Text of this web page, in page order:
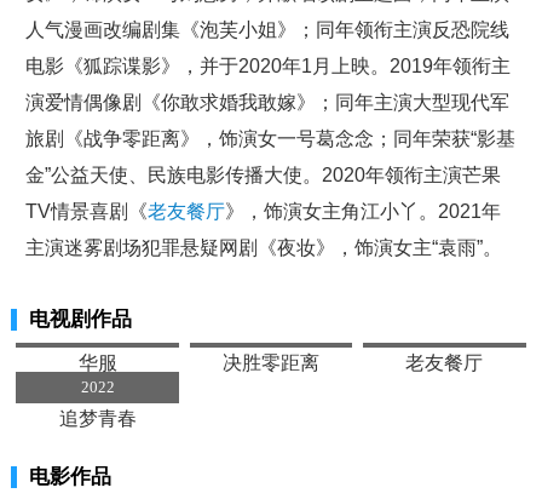
人气漫画改编剧集《泡芙小姐》；同年领衔主演反恐院线
电影《狐踪谍影》，并于2020年1月上映。2019年领衔主
演爱情偶像剧《你敢求婚我敢嫁》；同年主演大型现代军
旅剧《战争零距离》，饰演女一号葛念念；同年荣获“影基
金”公益天使、民族电影传播大使。2020年领衔主演芒果
TV情景喜剧《老友餐厅》，饰演女主角江小丫。2021年
主演迷雾剧场犯罪悬疑网剧《夜妆》，饰演女主“袁雨”。
电视剧作品
2022
华服 决胜零距离 老友餐厅
2022
追梦青春
电影作品
2023